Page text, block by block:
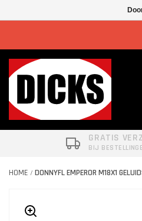
GRATIS
BIJ
HOME / DONNYFL EMPEROR M18X1